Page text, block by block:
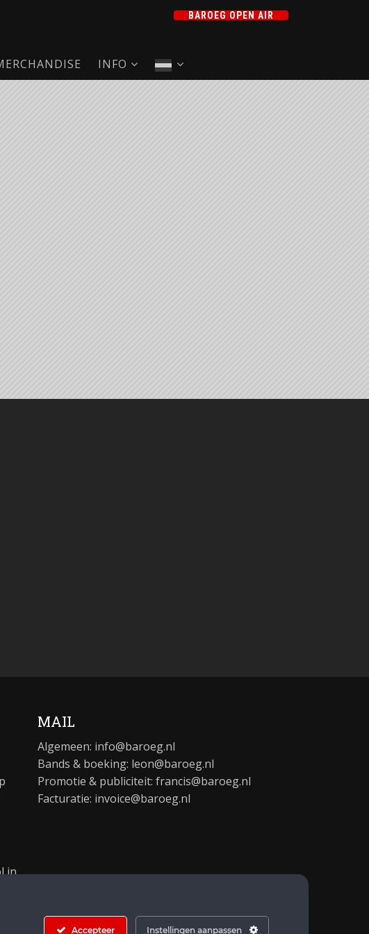
BAROEG OPEN AIR
INFO
in
MAIL
Algemeen: info@baroeg.nl
Bands & boeking: leon@baroeg.nl
Promotie & publiciteit: francis@baroeg.nl
Facturatie: invoice@baroeg.nl
Accepteer Instellingen aanpassen